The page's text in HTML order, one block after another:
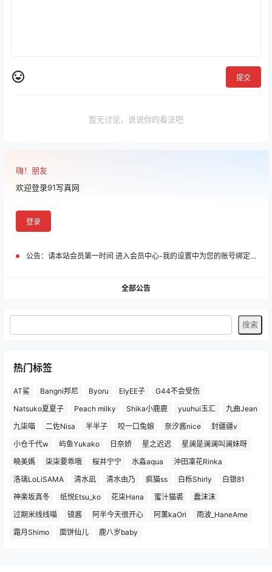
提交
暂无讨论，说说你的看法吧
嗨！朋友
欢迎登录91写真网
登录
公告： 请本站会员第一时间 进入会员中心-我的设置中为您的账号绑定邮箱!
全部公告
热门标签
AT鲨 Bangni邦尼 Byoru ElyEE子
G44不会受伤
Natsuko夏夏子
Peach milky Shika小鹿鹿 yuuhui玉汇
九曲Jean
九柒喵
二佐Nisa 半半子 咬一口兔娘 奈汐酱nice
封疆疆v
小仓千代w
屿鱼Yukako 日奈娇 星之迟迟
星澜是澜澜叫澜妹呀
曉美媽
柒柒要乖哦 桜井宁宁 水淼aqua
沖田凜花Rinka
洛璃LoLiSAMA
清水凪 清水由乃 疯猫ss 白栎Shirly
白银81
神楽坂真冬
纸悦Etsu_ko 花柒Hana 蜜汁猫裘
蠢沫沫
过期米线线喵
镜酱 阿半今天很开心 阿薰kaOri
雨波_HaneAme
霜月Shimo
面饼仙儿 鹿八岁baby